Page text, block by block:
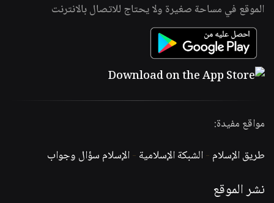
الموقع في مساحة صغيرة ولا يحتاج للاتصال بالانترنت
مواقع مفيدة:
طريق الإسلام -الشبكة الإسلامية -الإسلام سؤال وجواب
نشر الموقع